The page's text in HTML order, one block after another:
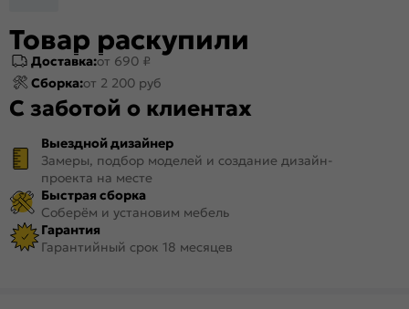
Товар раскупили
Доставка:от 690 ₽
Сборка:от 2 200 руб
С заботой о клиентах
Выездной дизайнер
Замеры, подбор моделей и создание дизайн-
проекта на месте
Быстрая сборка
Соберём и установим мебель
Гарантия
Гарантийный срок 18 месяцев